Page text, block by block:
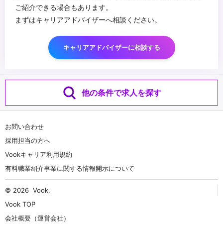
ご紹介できる場合もあります。
まずはキャリアアドバイザーへ相談ください。
キャリアアドバイザーに相談する
他の条件で求人を探す
お問い合わせ
採用担当の方へ
Vookキャリア利用規約
有料職業紹介事業に関する情報開示について
© 2026 Vook.
Vook TOP
会社概要（運営会社）